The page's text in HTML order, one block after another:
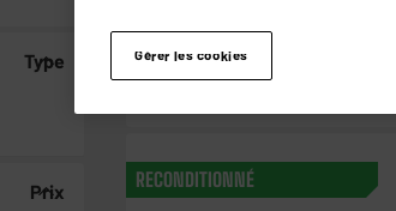
Type
Prix
Comparer
RECONDITIONNÉ
Gérer les cookies